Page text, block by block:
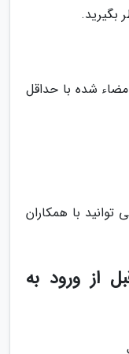
بگیرید.
شده با حداقل
با همکاران
از ورود به